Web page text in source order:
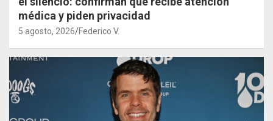
médica y piden privacidad
5 agosto, 2026 Federico V.